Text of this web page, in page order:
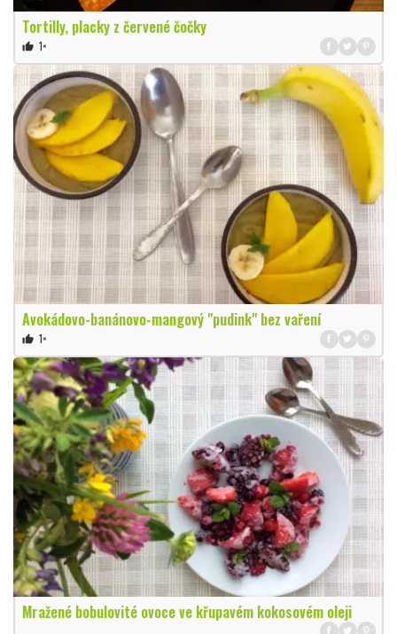
Tortilly, placky z červené čočky
thumb_up 1×
Avokádovo-banánovo-mangový "pudink" bez vaření
thumb_up 1×
Mražené bobulovité ovoce ve křupavém kokosovém oleji